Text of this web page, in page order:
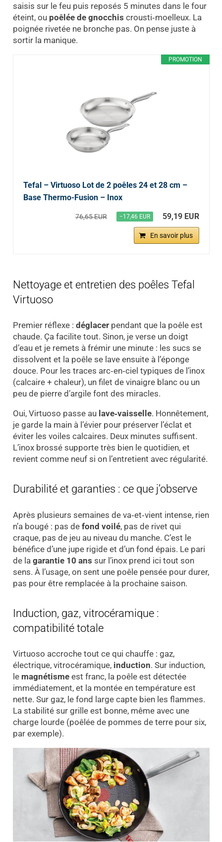
saisis sur le feu puis reposés 5 minutes dans le four
éteint, ou poêlée de gnocchis crousti‑moelleux. La
poignée rivetée ne bronche pas. On pense juste à
sortir la manique.
PROMOTION
Tefal – Virtuoso Lot de 2 poêles 24 et 28 cm –
Base Thermo-Fusion – Inox
76,65 EUR −17,46 EUR 59,19 EUR
En savoir plus
Nettoyage et entretien des poêles Tefal
Virtuoso
Premier réflexe : déglacerpendant que la poêle est
chaude. Ça facilite tout. Sinon, je verse un doigt
d’eau et je remets à frémir une minute : les sucs se
dissolvent et la poêle se lave ensuite à l’éponge
douce. Pour les traces arc‑en‑ciel typiques de l’inox
(calcaire + chaleur), un filet de vinaigre blanc ou un
peu de pierre d’argile font des miracles.
Oui, Virtuoso passe au lave‑vaisselle. Honnêtement,
je garde la main à l’évier pour préserver l’éclat et
éviter les voiles calcaires. Deux minutes suffisent.
L’inox brossé supporte très bien le quotidien, et
revient comme neuf si on l’entretient avec régularité.
Durabilité et garanties : ce que j’observe
Après plusieurs semaines de va‑et‑vient intense, rien
n’a bougé : pas de fond voilé, pas de rivet qui
craque, pas de jeu au niveau du manche. C’est le
bénéfice d’une jupe rigide et d’un fond épais. Le pari
de la garantie 10 ans sur l’inox prend ici tout son
sens. À l’usage, on sent une poêle pensée pour durer,
pas pour être remplacée à la prochaine saison.
Induction, gaz, vitrocéramique :
compatibilité totale
Virtuoso accroche tout ce qui chauffe : gaz,
électrique, vitrocéramique, induction. Sur induction,
le magnétismeest franc, la poêle est détectée
immédiatement, et la montée en température est
nette. Sur gaz, le fond large capte bien les flammes.
La stabilité sur grille est bonne, même avec une
charge lourde (poêlée de pommes de terre pour six,
par exemple).